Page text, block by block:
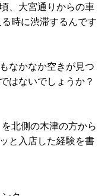
、大宮通りからの車
時に渋滞するんです
なかなか空きが見つ
はないでしょうか？
北側の木津の方から
と入店した経験を書